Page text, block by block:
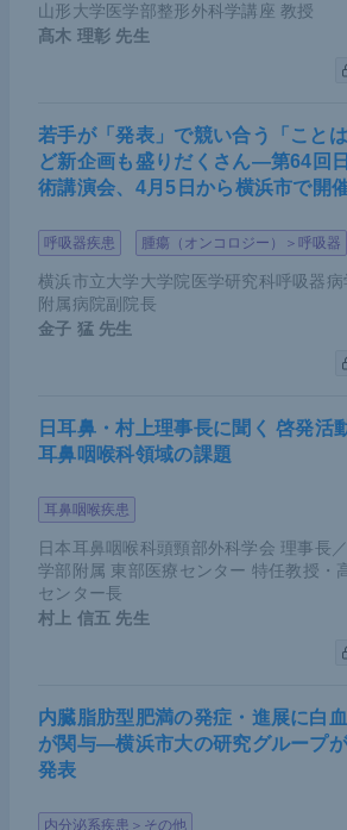
＜KEYNOTE-181試験＞加藤氏講演資料
以前は、食道がんに対する初回治
ラチナ製剤を投与し、セカンドラ
抗がん剤を投与すると、サードラ
ズマブ、ニボルマブの投与、その
がん剤での治療も可能となった。
ファーストラインでのICIの効
さらに、ICIをファーストラインで
検証する臨床試験も行われた。
の患者を対象とした、5-FU+シス
ロリズマブを併用する群とプラセ
山形大学医学部整形外科学講座 教授
髙木 理彰 先生
若手が「発表」で競い合う「こと
ど新企画も盛りだくさん―第64回
術講演会、4月5日から横浜市で開
呼吸器疾患 腫瘍（オンコロジー）＞呼吸器
横浜市立大学大学院医学研究科呼吸器病
附属病院副院長
金子 猛 先生
日耳鼻・村上理事長に聞く 啓発活
耳鼻咽喉科領域の課題
耳鼻咽喉疾患
日本耳鼻咽喉科頭頸部外科学会 理事長
学部附属 東部医療センター 特任教授・
センター長
村上 信五 先生
内臓脂肪型肥満の発症・進展に白
が関与―横浜市大の研究グループ
発表
内分泌系疾患＞その他